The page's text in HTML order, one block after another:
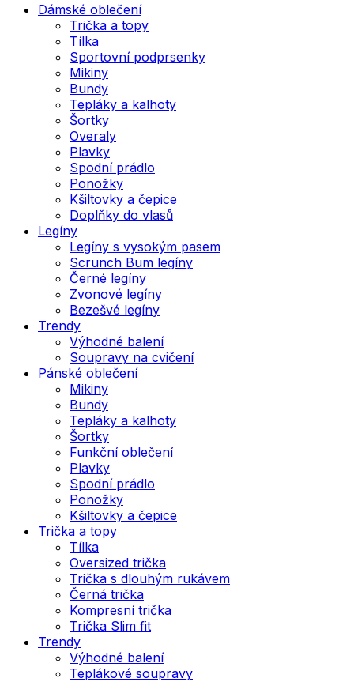
Dámské oblečení
Trička a topy
Tílka
Sportovní podprsenky
Mikiny
Bundy
Tepláky a kalhoty
Šortky
Overaly
Plavky
Spodní prádlo
Ponožky
Kšiltovky a čepice
Doplňky do vlasů
Legíny
Legíny s vysokým pasem
Scrunch Bum legíny
Černé legíny
Zvonové legíny
Bezešvé legíny
Trendy
Výhodné balení
Soupravy na cvičení
Pánské oblečení
Mikiny
Bundy
Tepláky a kalhoty
Šortky
Funkční oblečení
Plavky
Spodní prádlo
Ponožky
Kšiltovky a čepice
Trička a topy
Tílka
Oversized trička
Trička s dlouhým rukávem
Černá trička
Kompresní trička
Trička Slim fit
Trendy
Výhodné balení
Teplákové soupravy